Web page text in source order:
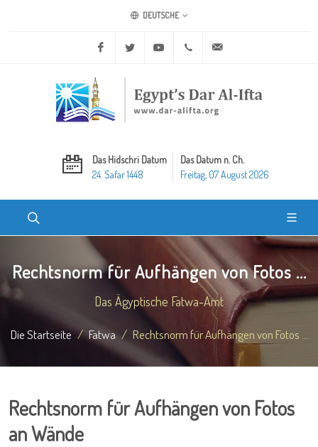
DEUTSCHE
Facebook Twitter Youtube +20 2 25970400
Das Hidschri Datum
24. Safar 1448
Das Datum n. Ch.
Freitag, 07 August 2026
Rechtsnorm für Aufhängen von Fotos ...
Das Ägyptische Fatwa-Amt
Die Startseite Fatwa Rechtsnorm für Aufhängen von Fotos ...
Rechtsnorm für Aufhängen von Fotos
an Wände